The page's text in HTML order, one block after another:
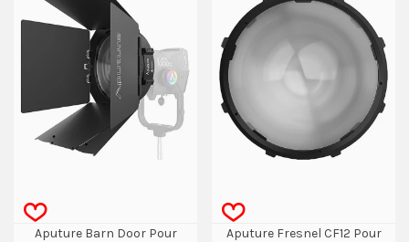
Aputure Barn Door Pour
Aputure Fresnel CF12 Pour